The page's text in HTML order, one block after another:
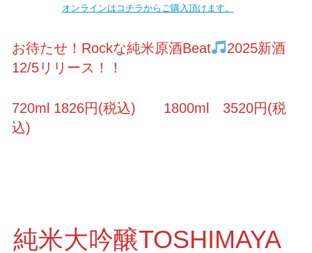
オンラインはコチラからご購入頂けます。
お待たせ！Rockな純米原酒Beat
2025新酒
12/5リリース！！
720ml 1826円(税込) 1800ml 3520円(税
込)
純米大吟醸TOSHIMAYA